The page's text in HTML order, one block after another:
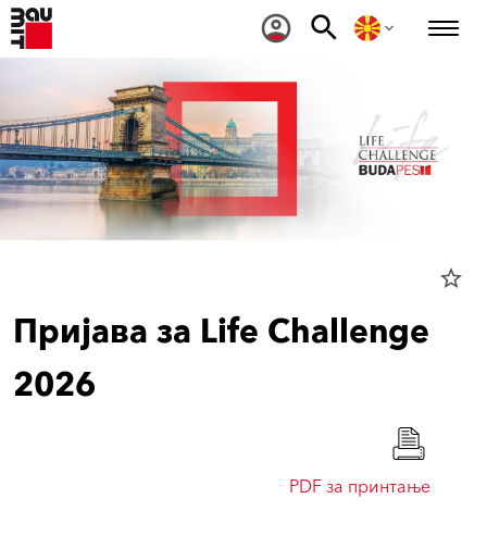
star_border
Пријава за Life Challenge
2026
PDF за принтање